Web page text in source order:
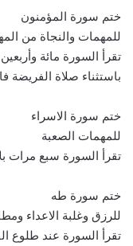
ختم سورة المؤمنون
للمهمات والنجاة من
تقرأ السورة مائة
باستثناء صلاة الفريضة
ختم سورة الاسراء
للمهمات الصعبة
تقرأ السورة سبع مرات
ختم سورة طه
للرزق وغلبة الاعداء
تقرأ السورة عند طلوع